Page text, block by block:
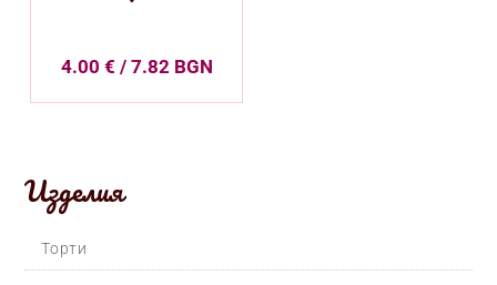
4.00 € / 7.82 BGN
Изделия
Торти